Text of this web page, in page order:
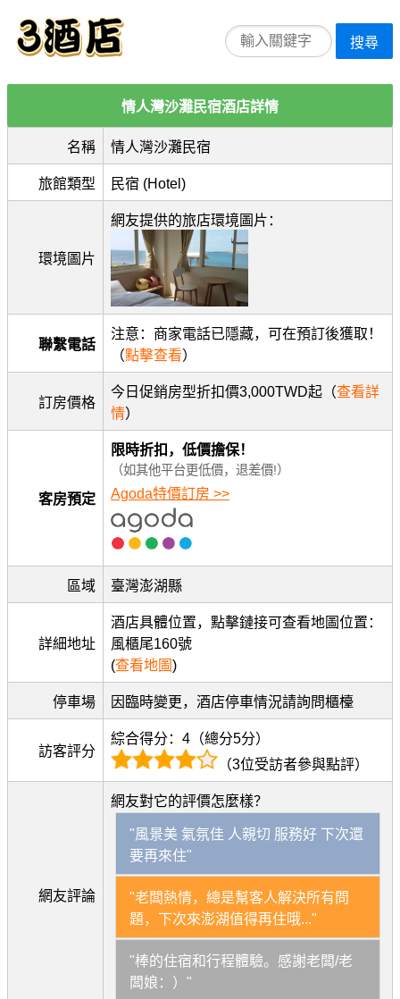
搜尋
情人灣沙灘民宿酒店詳情
名稱 情人灣沙灘民宿
旅館類型 民宿 (Hotel)
環境圖片
網友提供的旅店環境圖片：
聯繫電話
注意：商家電話已隱藏，可在預訂後獲取！
（點擊查看）
訂房價格
今日促銷房型折扣價3,000TWD起（查看詳
情）
客房預定
限時折扣，低價擔保！
（如其他平台更低價，退差價!）
Agoda特價訂房 >>
區域 臺灣澎湖縣
詳細地址
酒店具體位置，點擊鏈接可查看地圖位置：
風櫃尾160號
(查看地圖)
停車場 因臨時變更，酒店停車情況請詢問櫃檯
訪客評分
綜合得分：4（總分5分）
（3位受訪者參與點評）
網友評論
網友對它的評價怎麼樣？
"風景美 氣氛佳 人親切 服務好 下次還
要再來住"
"老闆熱情，總是幫客人解決所有問
題，下次來澎湖值得再住哦..."
"棒的住宿和行程體驗。感謝老闆/老
闆娘：）"